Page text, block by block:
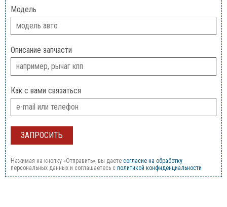
Модель
Описание запчасти
Как с вами связаться
Нажимая на кнопку «Отправить», вы даете согласие на обработку
персональных данных и соглашаетесь c политикой конфиденциальности